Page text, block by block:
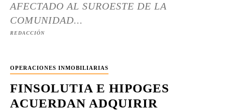
AFECTADO AL SUROESTE DE LA
COMUNIDAD...
REDACCIÓN
OPERACIONES INMOBILIARIAS
FINSOLUTIA E HIPOGES
ACUERDAN ADQUIRIR